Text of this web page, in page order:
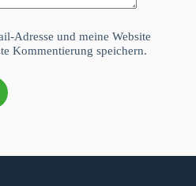
Adresse und meine Website
Kommentierung speichern.